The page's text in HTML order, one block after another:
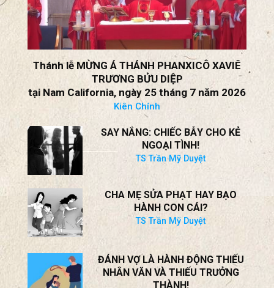
Thánh lễ MỪNG Á THÁNH PHANXICÔ XAVIÊ
TRƯƠNG BỬU DIỆP
tại Nam California, ngày 25 tháng 7 năm 2026
SAY NẮNG: CHIẾC BẪY CHO KẺ
NGOẠI TÌNH!
TS Trần Mỹ Duyệt
CHA MẸ SỬA PHẠT HAY BẠO
HÀNH CON CÁI?